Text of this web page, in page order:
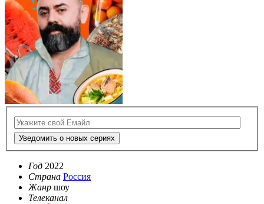
Уведомить о новых сериях
Год 2022
Страна Россия
Жанр шоу
Телеканал